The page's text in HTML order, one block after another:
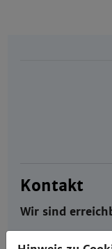
Kontakt
Wir sind